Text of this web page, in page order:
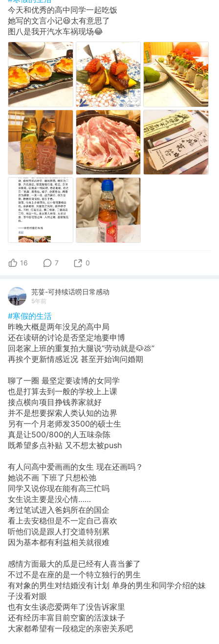
今天和优秀的高中同学一起吃饭
她写的文言小记😆太有意思了
图八是我开汽水车祸现场😂
16 7 0
芫荽-可持续话唠日常感动
5年前
#寒假的生活
昨晚大概是两年没见的高中局
还在读研的讨论是否坚定地要申博
回老家上班的重复拍大腿说“劳动就是🐶💩”
再挨个更新情感近况 甚至开始询问婚期
聊了一圈 最坚定要读博的女同学
也是打算去到一般的学校上上课
接点横向项目挣钱养家就好
并不是想要探索人类认知的边界
另有一个月老师发3500的硕士生
真是让500/800的人五味杂陈
既希望多点补贴 又不想太被push
有人问高中爱画画的女生 现在还画吗？
她说不画 下班了只想松弛
同学又说你现在能有高三忙吗
女生说主要是没心情……
考过笔试进入爸妈所在的国企
看上去安稳但是不一定自己喜欢
听他们说是跟人打交道特别累
因为基本都有利益相关就很难
感情方面最大的瓜是已经有人喜当爹了
不过不是在座的是一个特立独行的男生
有对象的男生对结婚没有计划 单身的男生和同学介绍的妹
子没看对眼
也有女生谈恋爱两年了没告诉家里
还有经历丰富目前空窗的活泼妹子
大家都希望有一段稳定的亲密关系吧